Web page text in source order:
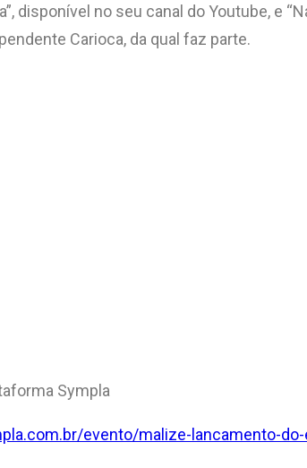
disponível no seu canal do Youtube, e
Carioca, da qual faz parte.
Sympla
evento/malize-lancamento-